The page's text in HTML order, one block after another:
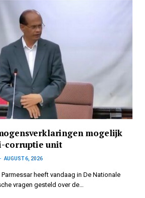
mogelijk
corruptie unit
AUGUST 6, 2026
heeft vandaag in De Nationale
vragen gesteld over de…